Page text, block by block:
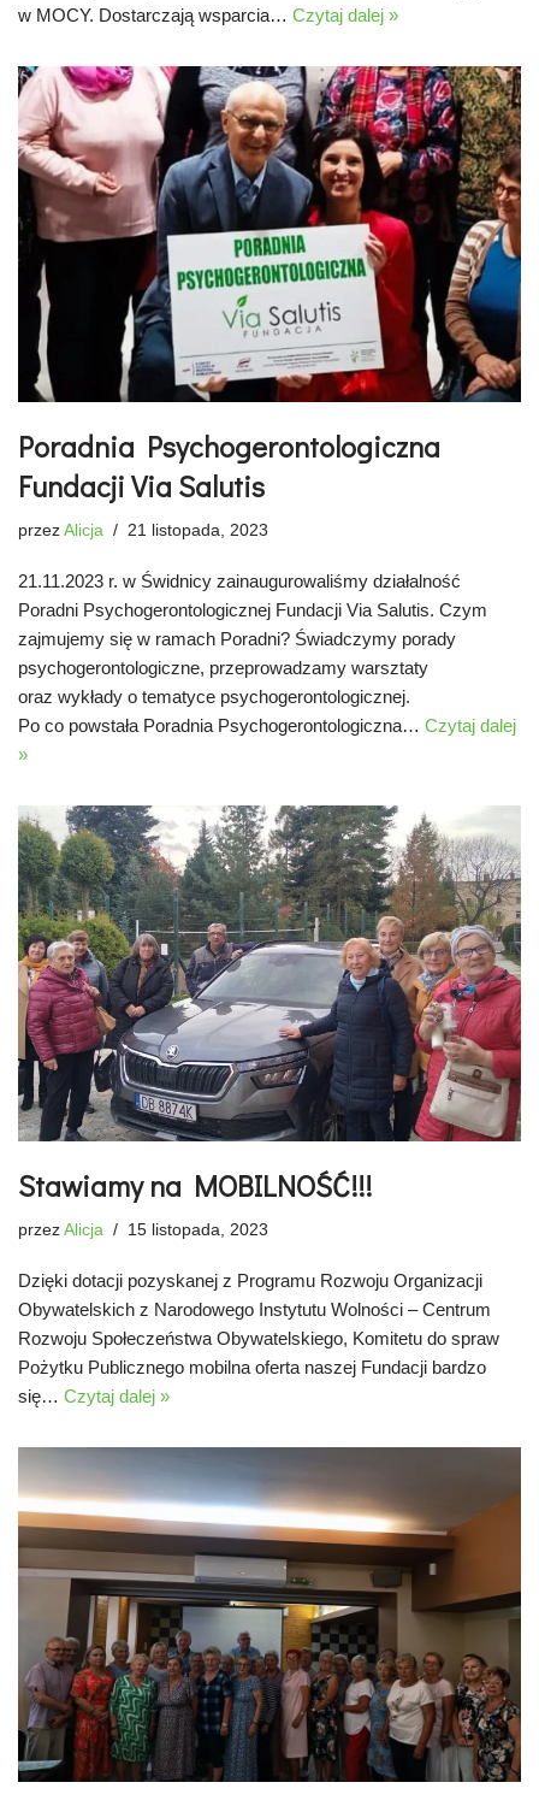
w MOCY. Dostarczają wsparcia… Czytaj dalej »
Poradnia Psychogerontologiczna
Fundacji Via Salutis
przez Alicja 21 listopada, 2023
21.11.2023 r. w Świdnicy zainaugurowaliśmy działalność
Poradni Psychogerontologicznej Fundacji Via Salutis. Czym
zajmujemy się w ramach Poradni? Świadczymy porady
psychogerontologiczne, przeprowadzamy warsztaty
oraz wykłady o tematyce psychogerontologicznej.
Po co powstała Poradnia Psychogerontologiczna… Czytaj dalej
»
Stawiamy na MOBILNOŚĆ!!!
przez Alicja 15 listopada, 2023
Dzięki dotacji pozyskanej z Programu Rozwoju Organizacji
Obywatelskich z Narodowego Instytutu Wolności – Centrum
Rozwoju Społeczeństwa Obywatelskiego, Komitetu do spraw
Pożytku Publicznego mobilna oferta naszej Fundacji bardzo
się… Czytaj dalej »